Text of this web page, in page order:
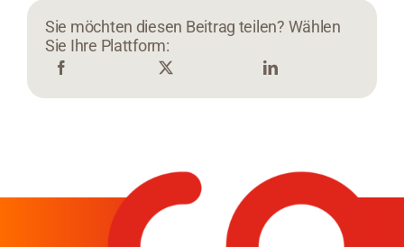
Sie möchten diesen Beitrag teilen? Wählen
Sie Ihre Plattform: